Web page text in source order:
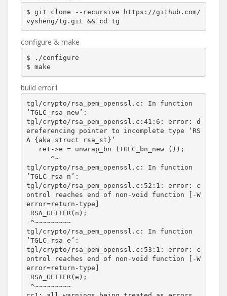
$ git clone --recursive https://github.com/
vysheng/tg.git && cd tg
configure & make
$ ./configure
$ make
build error1
tgl/crypto/rsa_pem_openssl.c: In function
‘TGLC_rsa_new’:
tgl/crypto/rsa_pem_openssl.c:41:6: error: d
ereferencing pointer to incomplete type ‘RS
A {aka struct rsa_st}’
tgl/crypto/rsa_pem_openssl.c: In function
‘TGLC_rsa_n’:
tgl/crypto/rsa_pem_openssl.c:52:1: error: c
ontrol reaches end of non-void function [-W
error=return-type]
tgl/crypto/rsa_pem_openssl.c: In function
‘TGLC_rsa_e’:
tgl/crypto/rsa_pem_openssl.c:53:1: error: c
ontrol reaches end of non-void function [-W
error=return-type]